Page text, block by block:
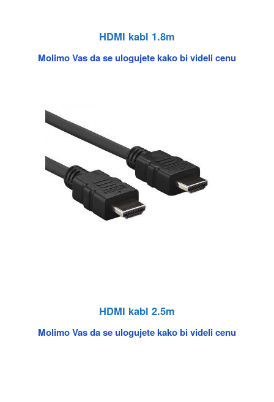
HDMI kabl 1.8m
Molimo Vas da se ulogujete kako bi videli cenu
HDMI kabl 2.5m
Molimo Vas da se ulogujete kako bi videli cenu